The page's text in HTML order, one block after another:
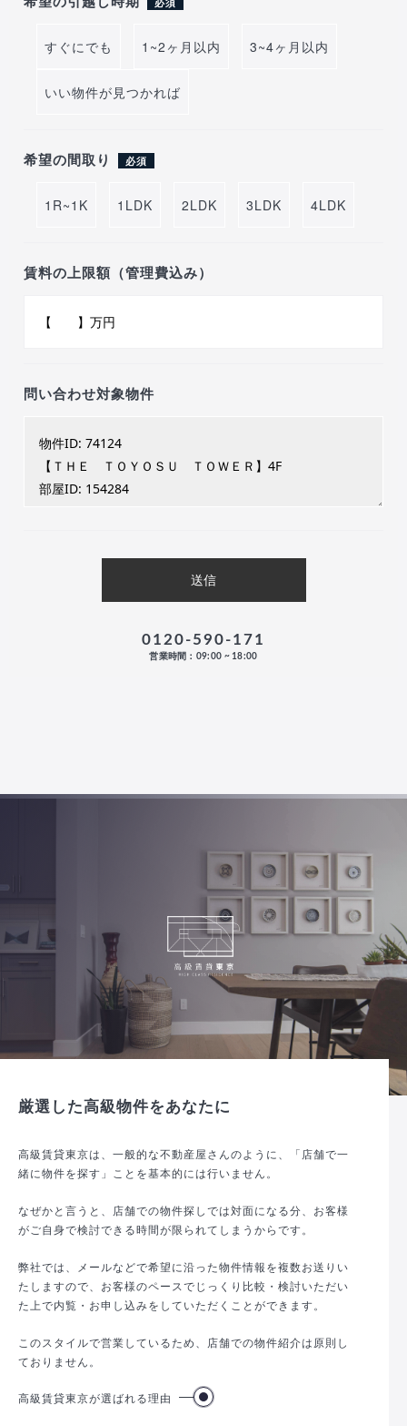
すぐにでも 1~2ヶ月以内 3~4ヶ月以内
いい物件が見つかれば
希望の間取り 必須
1R~1K 1LDK 2LDK 3LDK 4LDK
賃料の上限額（管理費込み）
問い合わせ対象物件
0120-590-171
営業時間：09:00 ~ 18:00
厳選した高級物件をあなたに
高級賃貸東京は、一般的な不動産屋さんのように、「店舗で一
緒に物件を探す」ことを基本的には行いません。
なぜかと言うと、店舗での物件探しでは対面になる分、お客様
がご自身で検討できる時間が限られてしまうからです。
弊社では、メールなどで希望に沿った物件情報を複数お送りい
たしますので、お客様のペースでじっくり比較・検討いただい
た上で内覧・お申し込みをしていただくことができます。
このスタイルで営業しているため、店舗での物件紹介は原則し
ておりません。
高級賃貸東京が選ばれる理由